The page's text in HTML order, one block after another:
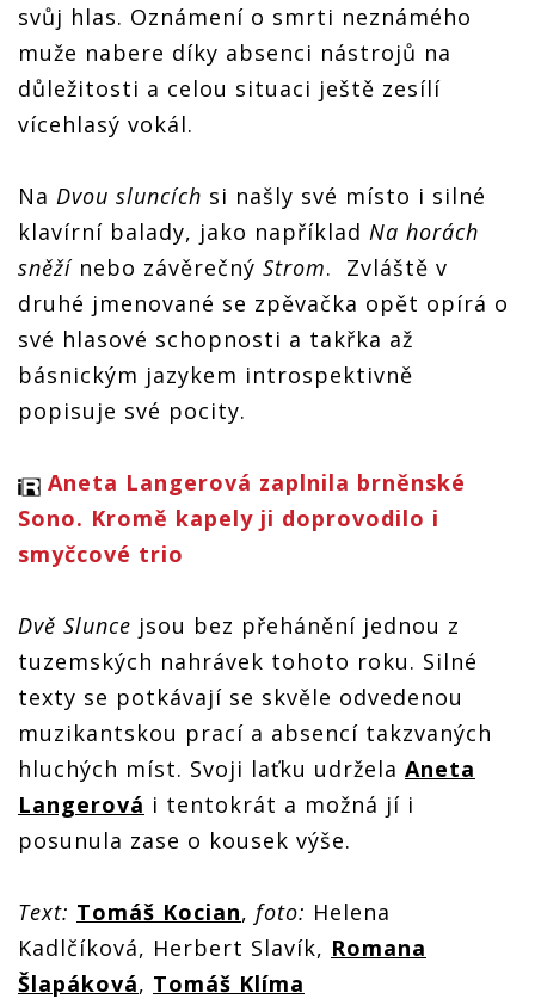
svůj hlas. Oznámení o smrti neznámého
muže nabere díky absenci nástrojů na
důležitosti a celou situaci ještě zesílí
vícehlasý vokál.
Na Dvou sluncích si našly své místo i silné
klavírní balady, jako například Na horách
sněžínebo závěrečný Strom. Zvláště v
druhé jmenované se zpěvačka opět opírá o
své hlasové schopnosti a takřka až
básnickým jazykem introspektivně
popisuje své pocity.
Aneta Langerová zaplnila brněnské
Sono. Kromě kapely ji doprovodilo i
smyčcové trio
Dvě Slunce jsou bez přehánění jednou z
tuzemských nahrávek tohoto roku. Silné
texty se potkávají se skvěle odvedenou
muzikantskou prací a absencí takzvaných
hluchých míst. Svoji laťku udržela Aneta
Langerová i tentokrát a možná jí i
posunula zase o kousek výše.
Text: Tomáš Kocian, foto: Helena
Kadlčíková, Herbert Slavík, Romana
Šlapáková, Tomáš Klíma